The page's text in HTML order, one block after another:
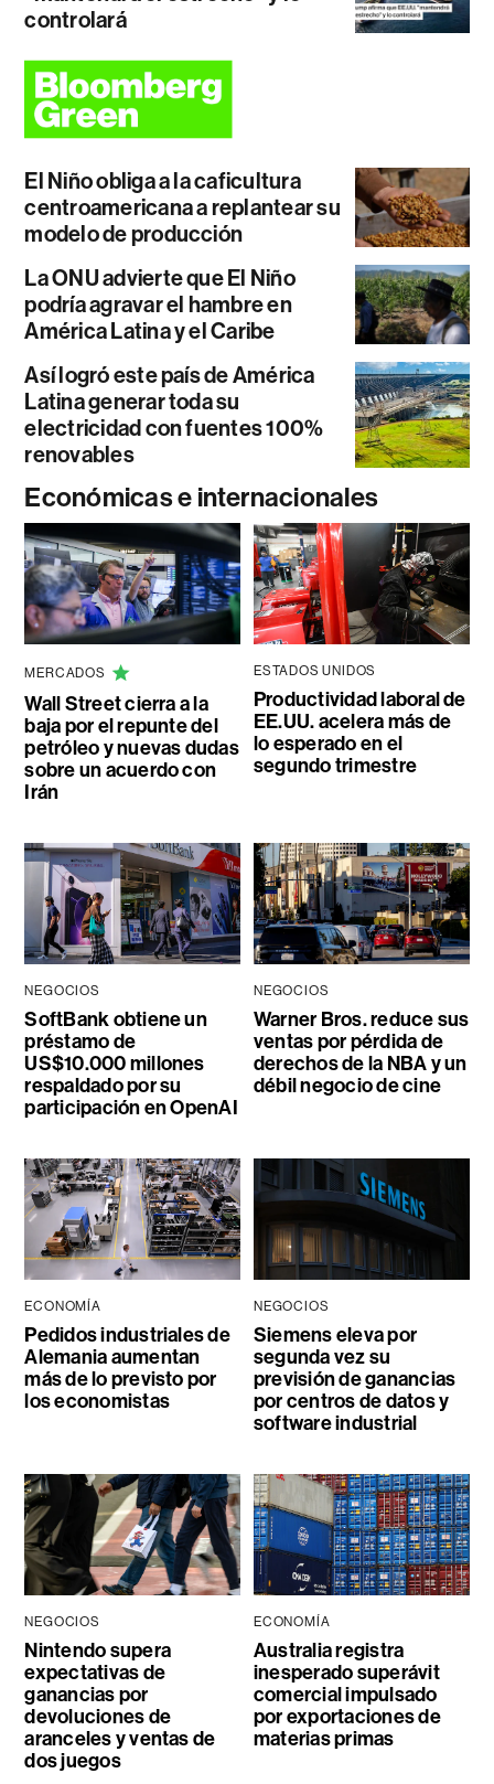
controlará
El Niño obliga a la caficultura
centroamericana a replantear su
modelo de producción
La ONU advierte que El Niño
podría agravar el hambre en
América Latina y el Caribe
Así logró este país de América
Latina generar toda su
electricidad con fuentes 100%
renovables
Económicas e internacionales
MERCADOS
Wall Street cierra a la
baja por el repunte del
petróleo y nuevas dudas
sobre un acuerdo con
Irán
ESTADOS UNIDOS
Productividad laboral de
EE.UU. acelera más de
lo esperado en el
segundo trimestre
NEGOCIOS
SoftBank obtiene un
préstamo de
US$10.000 millones
respaldado por su
participación en OpenAI
NEGOCIOS
Warner Bros. reduce sus
ventas por pérdida de
derechos de la NBA y un
débil negocio de cine
ECONOMÍA
Pedidos industriales de
Alemania aumentan
más de lo previsto por
los economistas
NEGOCIOS
Siemens eleva por
segunda vez su
previsión de ganancias
por centros de datos y
software industrial
NEGOCIOS
Nintendo supera
expectativas de
ganancias por
devoluciones de
aranceles y ventas de
dos juegos
ECONOMÍA
Australia registra
inesperado superávit
comercial impulsado
por exportaciones de
materias primas